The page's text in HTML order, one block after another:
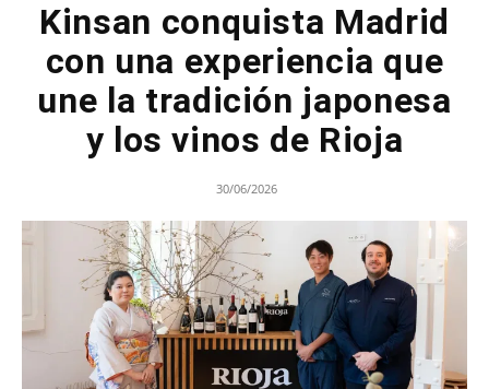
Kinsan conquista Madrid
con una experiencia que
une la tradición japonesa
y los vinos de Rioja
30/06/2026